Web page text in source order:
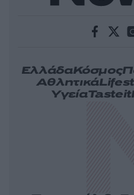
ΕλλάδαΚόσμος
Αθλητικά
ΥγείαTasteit